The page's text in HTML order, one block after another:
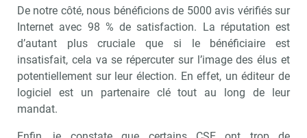
De notre côté, nous bénéficions de 5000 avis vérifiés sur
Internet avec 98 % de satisfaction. La réputation est
d’autant plus cruciale que si le bénéficiaire est
insatisfait, cela va se répercuter sur l’image des élus et
potentiellement sur leur élection. En effet, un éditeur de
logiciel est un partenaire clé tout au long de leur
mandat.